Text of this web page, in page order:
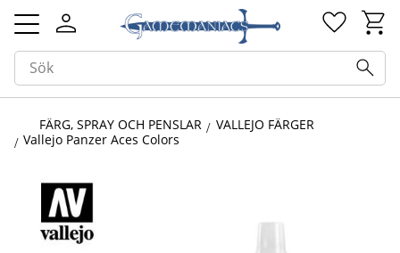
Meny
FÄRG, SPRAY OCH PENSLAR
VALLEJO FÄRGER
Vallejo Panzer Aces Colors